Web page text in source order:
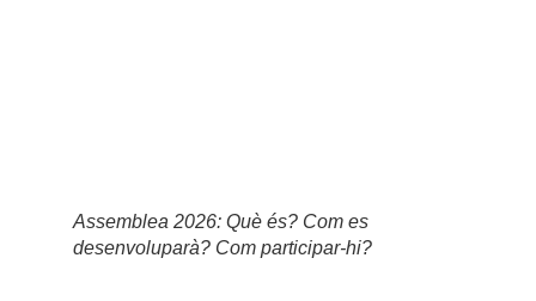
Assemblea 2026: Què és? Com es
desenvoluparà? Com participar-hi?